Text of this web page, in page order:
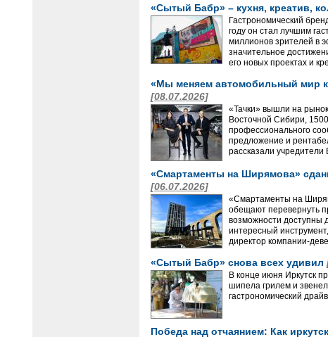
«Сытый Бабр» – кухня, креатив,
Гастрономический
году он стал лучшим
миллионов зрителей в
значительное
его новых проектах и
«Мы меняем автомобильный мир к
[08.07.2026]
«Тачки» вышли на
Восточной Сибири,
профессионального
предложение и
рассказали
«Смартаменты на Ширямова»
[06.07.2026]
«Смартаменты на
обещают перевернуть
возможности доступны
интересный
директор компании-
«Сытый Бабр» снова всех удивил
В конце июня Иркутск
шипела грилем и
гастрономический
Победа над отчаянием: Как